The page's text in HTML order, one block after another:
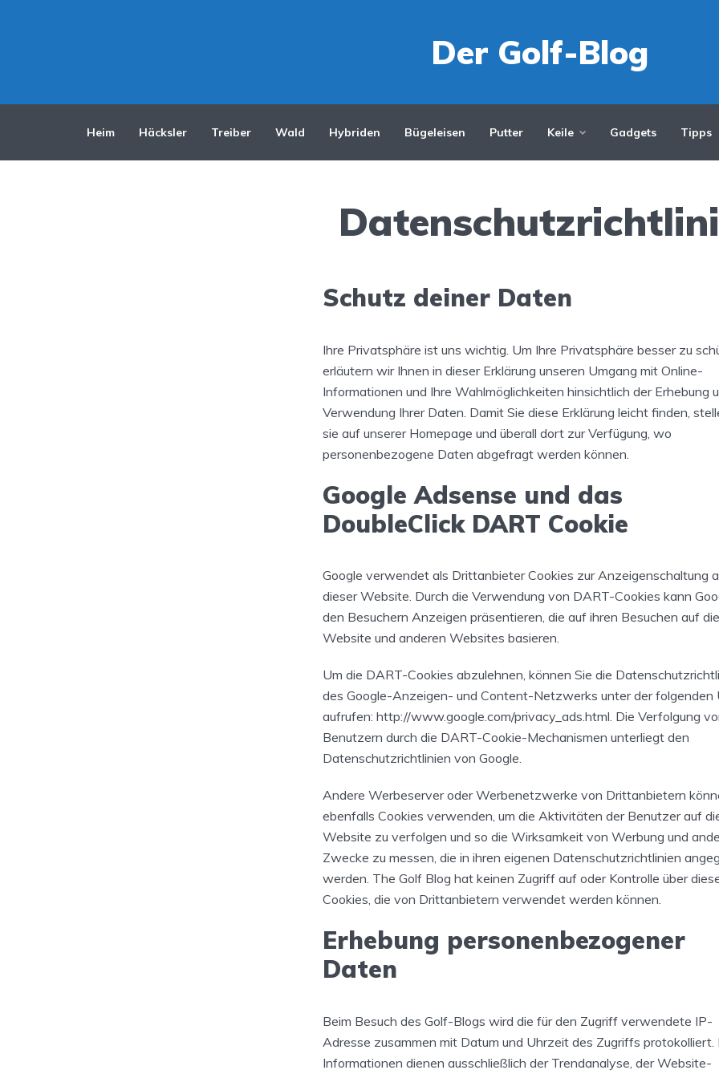
Der Golf-Blog
Heim Häcksler Treiber Wald Hybriden Bügeleisen Putter Keile Gadgets Tipps
Schutz deiner Daten
Ihre Privatsphäre ist uns wichtig. Um Ihre Privatsphäre besser zu
erläutern wir Ihnen in dieser Erklärung unseren Umgang mit Online-
Informationen und Ihre Wahlmöglichkeiten hinsichtlich der Erhebung
Verwendung Ihrer Daten. Damit Sie diese Erklärung leicht finden,
sie auf unserer Homepage und überall dort zur Verfügung, wo
personenbezogene Daten abgefragt werden können.
Google Adsense und das
DoubleClick DART Cookie
Google verwendet als Drittanbieter Cookies zur Anzeigenschaltung
dieser Website. Durch die Verwendung von DART-Cookies kann
den Besuchern Anzeigen präsentieren, die auf ihren Besuchen auf
Website und anderen Websites basieren.
Um die DART-Cookies abzulehnen, können Sie die
des Google-Anzeigen- und Content-Netzwerks unter der folgenden
aufrufen: http://www.google.com/privacy_ads.html. Die Verfolgung
Benutzern durch die DART-Cookie-Mechanismen unterliegt den
Datenschutzrichtlinien von Google.
Andere Werbeserver oder Werbenetzwerke von Drittanbietern
ebenfalls Cookies verwenden, um die Aktivitäten der Benutzer auf
Website zu verfolgen und so die Wirksamkeit von Werbung und
Zwecke zu messen, die in ihren eigenen Datenschutzrichtlinien
werden. The Golf Blog hat keinen Zugriff auf oder Kontrolle über
Cookies, die von Drittanbietern verwendet werden können.
Erhebung personenbezogener
Daten
Beim Besuch des Golf-Blogs wird die für den Zugriff verwendete IP-
Adresse zusammen mit Datum und Uhrzeit des Zugriffs protokolliert.
Informationen dienen ausschließlich der Trendanalyse, der Website-